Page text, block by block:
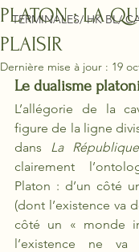
TERMINALES/ HK BL/
PLATON : LA
PLAISIR
Dernière mise à jour : 19
Le dualisme
L’allégorie de la
figure de la ligne
dans La République
clairement
Platon : d’un côté
(dont l’existence va
côté un « monde
l’existence ne